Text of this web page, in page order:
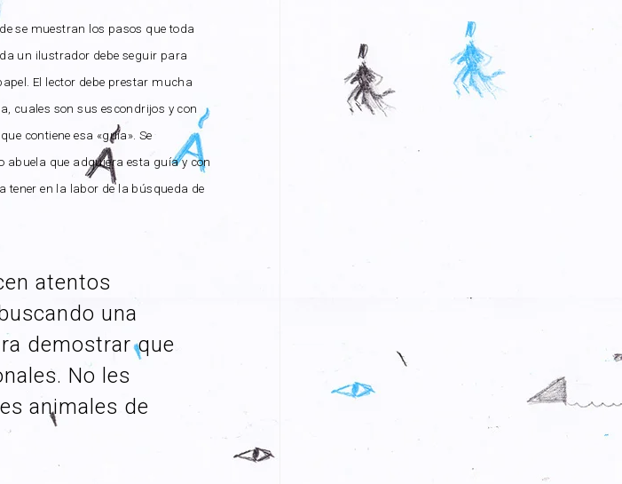
se muestran los pasos que toda
un ilustrador debe seguir para
El lector debe prestar mucha
cuales son sus escondrijos y con
contiene esa «guía». Se
abuela que adquiera esta guía y con
tener en la labor de la búsqueda de
atentos
una
demostrar que
No les
animales de